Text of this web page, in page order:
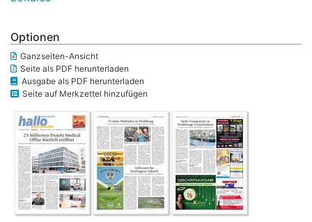
Optionen
Ganzseiten-Ansicht
Seite als PDF herunterladen
Ausgabe als PDF herunterladen
Seite auf Merkzettel hinzufügen